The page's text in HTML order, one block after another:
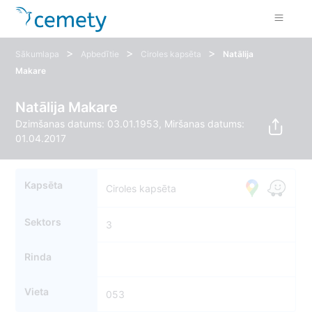
Sākumlapa > Apbedītie > Ciroles kapsēta >
Natālija
Makare
Natālija Makare
Dzimšanas datums: 03.01.1953, Miršanas datums:
01.04.2017
Kapsēta Ciroles kapsēta
Sektors 3
Rinda
Vieta 053